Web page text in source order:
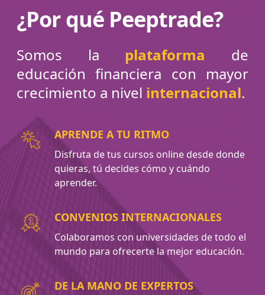
¿Por qué Peeptrade?
Somos la plataforma de
educación financiera con mayor
crecimiento a nivel internacional.
APRENDE A TU RITMO
Disfruta de tus cursos online desde donde
quieras, tú decides cómo y cuándo
aprender.
CONVENIOS INTERNACIONALES
Colaboramos con universidades de todo el
mundo para ofrecerte la mejor educación.
DE LA MANO DE EXPERTOS